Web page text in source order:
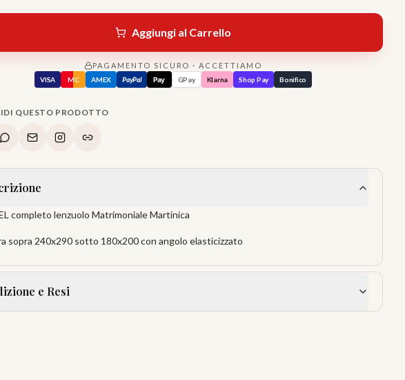
Aggiungi al Carrello
PAGAMENTO SICURO · ACCETTIAMO
VISA MC AMEX PayPal Pay GPay Klarna Shop Pay Bonifico
QUESTO PRODOTTO
completo lenzuolo Matrimoniale Martinica
sopra 240x290 sotto 180x200 con angolo elasticizzato
e Resi